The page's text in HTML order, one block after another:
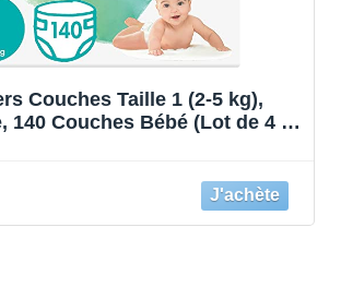
Couches Taille 1 (2-5 kg),
140 Couches Bébé (Lot de 4 x